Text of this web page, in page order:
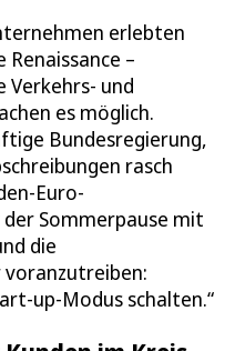
erlebten
–
Verkehrs- und
es möglich.
Bundesregierung,
rasch
Euro-
Sommerpause mit
die
up-Modus schalten.“